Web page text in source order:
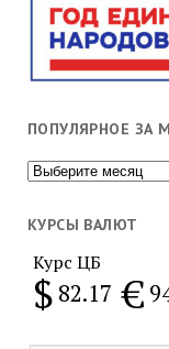
ПОПУЛЯРНОЕ ЗА
Популярное
месяц
КУРСЫ ВАЛЮТ
Курс ЦБ
$ 82.17 €